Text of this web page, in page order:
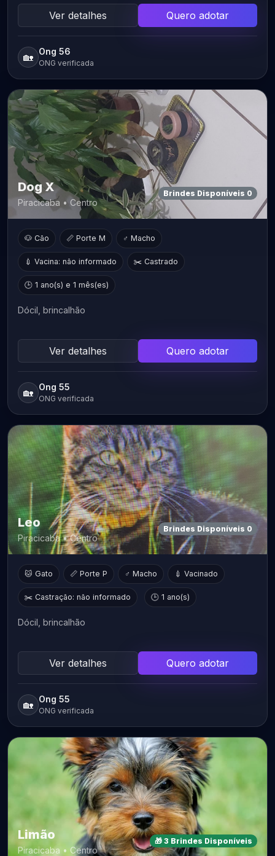
Ver detalhes Quero adotar
🏡 Ong 56
ONG verificada
Dog X
Piracicaba • Centro
Brindes Disponíveis 0
🐶 Cão 📏 Porte M ♂ Macho
💉 Vacina: não informado ✂️ Castrado
🕒 1 ano(s) e 1 mês(es)
Dócil, brincalhão
Ver detalhes Quero adotar
🏡 Ong 55
ONG verificada
Leo
Piracicaba • Centro
Brindes Disponíveis 0
🐱 Gato 📏 Porte P ♂ Macho 💉 Vacinado
✂️ Castração: não informado 🕒 1 ano(s)
Dócil, brincalhão
Ver detalhes Quero adotar
🏡 Ong 55
ONG verificada
Limão
Piracicaba • Centro
🎁 3 Brindes Disponíveis